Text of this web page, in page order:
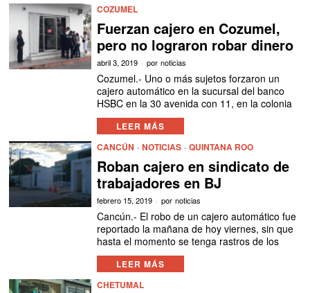
COZUMEL
Fuerzan cajero en Cozumel,
pero no lograron robar dinero
abril 3, 2019 por noticias
Cozumel.- Uno o más sujetos forzaron un
cajero automático en la sucursal del banco
HSBC en la 30 avenida con 11, en la colonia
LEER MÁS
CANCÚN · NOTICIAS · QUINTANA ROO
Roban cajero en sindicato de
trabajadores en BJ
febrero 15, 2019 por noticias
Cancún.- El robo de un cajero automático fue
reportado la mañana de hoy viernes, sin que
hasta el momento se tenga rastros de los
LEER MÁS
CHETUMAL